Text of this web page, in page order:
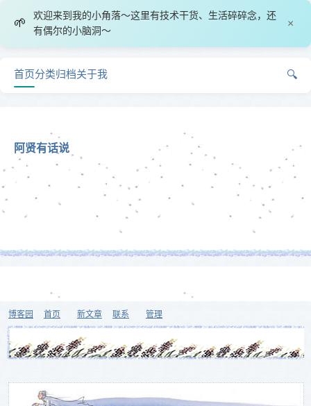
🌱
欢迎来到我的小角落～这里有技术干货、生活碎碎念，还
有偶尔的小脑洞～
×
首页 分类归档关于我 🔍
阿贤有话说
博客园 首页 新文章 联系 管理